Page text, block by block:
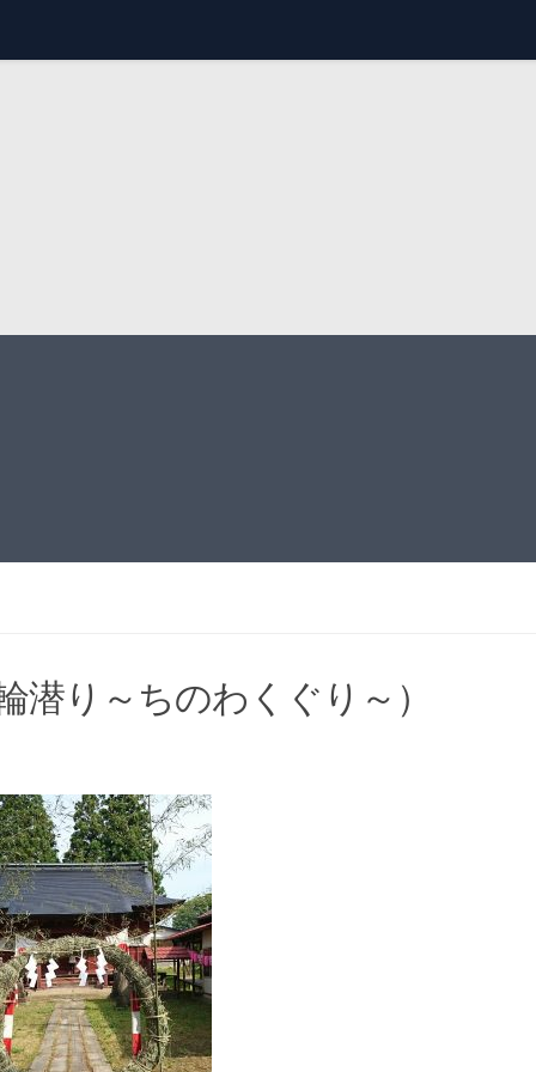
潜り～ちのわくぐり～）